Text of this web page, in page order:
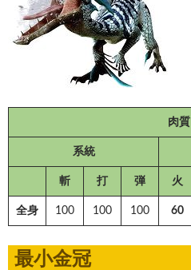
肉質
系統
斬 打 弾 火
全身 100 100 100 60
最小金冠